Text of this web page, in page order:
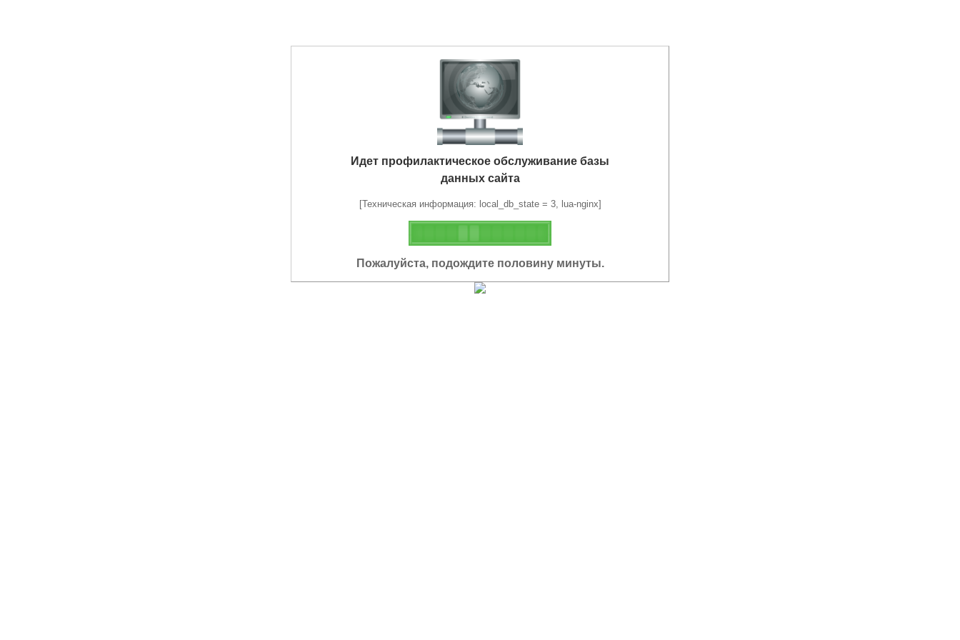
Идет профилактическое обслуживание базы
данных сайта
[Техническая информация: local_db_state = 3, lua-nginx]
Пожалуйста, подождите половину минуты.